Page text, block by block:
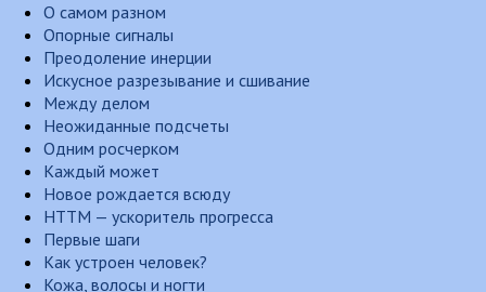
О самом разном
Опорные сигналы
Преодоление инерции
Искусное разрезывание и сшивание
Между делом
Неожиданные подсчеты
Одним росчерком
Каждый может
Новое рождается всюду
НТТМ — ускоритель прогресса
Первые шаги
Как устроен человек?
Кожа, волосы и ногти